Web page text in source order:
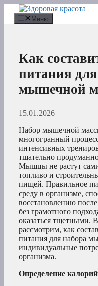
Перейти
содержимому
Меню
Как
питания
мышечной
15.01.2026
Набор мышечной
многогранный
интенсивных
тщательно
Мышцы не растут
топливо и
пищей. Правильное
среду в организме,
восстановлению
без грамотного
оказаться тщетными.
рассмотрим, как
питания для набора
индивидуальные
организма.
Определение